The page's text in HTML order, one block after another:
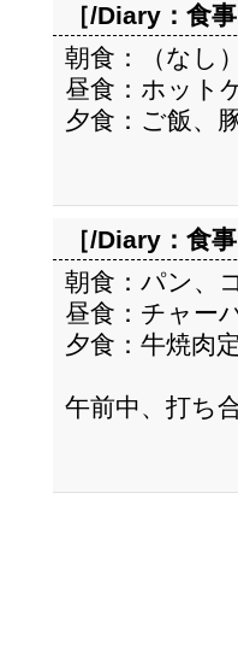
［/Diary： 食
朝食：（なし）
昼食：ホット
夕食：ご飯、
［/Diary： 食
朝食：パン、
昼食：チャー
夕食：牛焼肉
午前中、打ち